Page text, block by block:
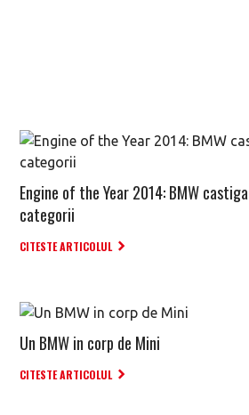
Engine of the Year 2014: BMW
categorii
CITESTE ARTICOLUL
Un BMW in corp de Mini
CITESTE ARTICOLUL